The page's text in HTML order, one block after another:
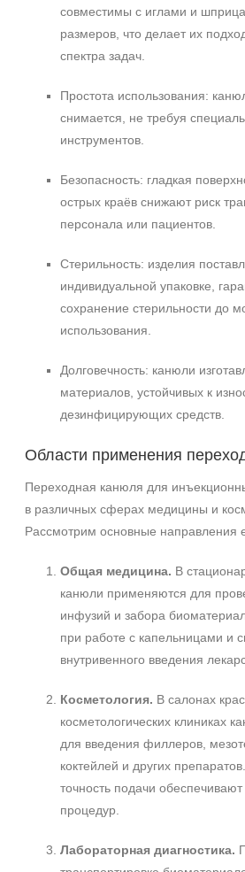
совместимы с иглами и
размеров, что делает их
спектра задач.
Простота использования:
снимается, не требуя
инструментов.
Безопасность: гладкая
острых краёв снижают риск
персонала или пациентов.
Стерильность: изделия
индивидуальной упаковке,
сохранение стерильности до
использования.
Долговечность: канюли
материалов, устойчивых к
дезинфицирующих средств.
Области применения
Переходная канюля для
в различных сферах медицины и
Рассмотрим основные направления
Общая медицина. В
канюли применяются для
инфузий и забора
при работе с капельницами и
внутривенного введения
Косметология. В салонах
косметологических клиниках
для введения филлеров,
коктейлей и других
точность подачи обеспечивают
процедур.
Лабораторная диагностика.
+7 (929) 933-